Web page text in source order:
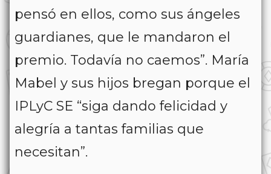
pensó en ellos, como sus ángeles
guardianes, que le mandaron el
premio. Todavía no caemos”. María
Mabel y sus hijos bregan porque el
IPLyC SE “siga dando felicidad y
alegría a tantas familias que
necesitan”.